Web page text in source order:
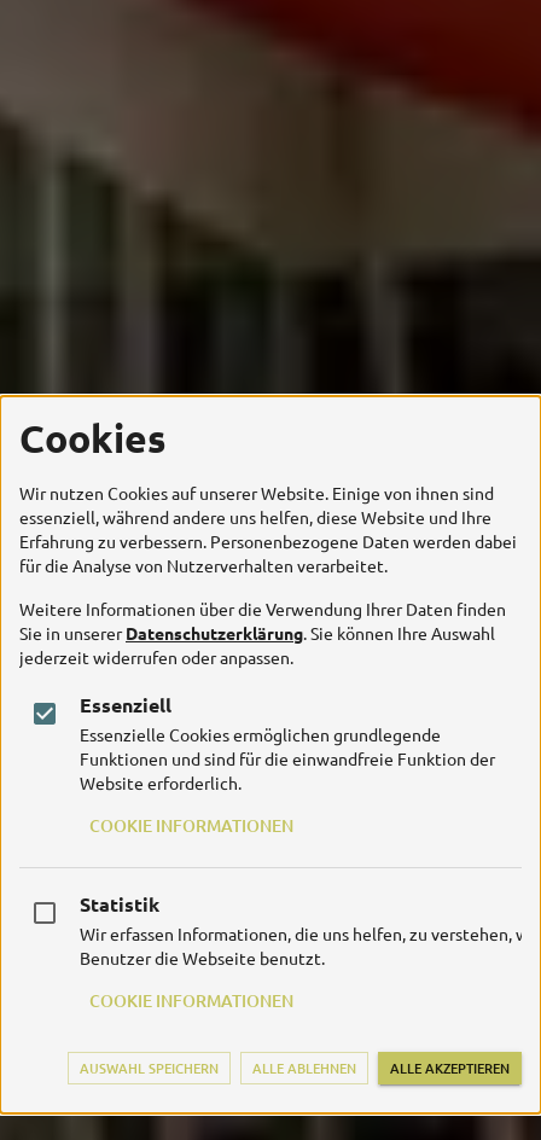
Cookies
Wir nutzen Cookies auf unserer Website. Einige von ihnen sind
essenziell, während andere uns helfen, diese Website und Ihre
Erfahrung zu verbessern. Personenbezogene Daten werden dabei
für die Analyse von Nutzerverhalten verarbeitet.
Weitere Informationen über die Verwendung Ihrer Daten finden
Sie in unsererDatenschutzerklärung . Sie können Ihre Auswahl
jederzeit widerrufen oder anpassen.
Essenziell
Essenzielle Cookies ermöglichen grundlegende
Funktionen und sind für die einwandfreie Funktion der
Website erforderlich.
COOKIE INFORMATIONEN
Statistik
Wir erfassen Informationen, die uns helfen, zu verstehen,
Benutzer die Webseite benutzt.
COOKIE INFORMATIONEN
AUSWAHL SPEICHERN ALLE ABLEHNEN ALLE AKZEPTIEREN